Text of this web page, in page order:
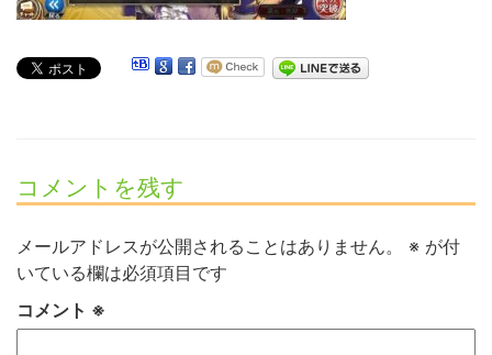
コメントを残す
メールアドレスが公開されることはありません。 ※ が付
いている欄は必須項目です
コメント ※